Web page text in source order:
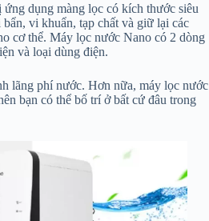
dụng màng lọc có kích thước siêu
vi khuẩn, tạp chất và giữ lại các
cơ thể. Máy lọc nước Nano có 2 dòng
và loại dùng điện.
lãng phí nước. Hơn nữa, máy lọc nước
bạn có thể bố trí ở bất cứ đâu trong